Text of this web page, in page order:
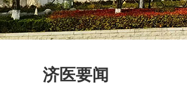
济医要闻